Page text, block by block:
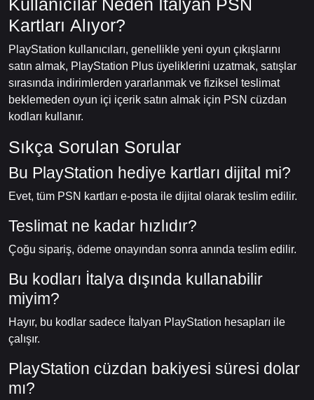
Kullanıcılar Neden İtalyan PSN
Kartları Alıyor?
PlayStation kullanıcıları, genellikle yeni oyun çıkışlarını
satın almak, PlayStation Plus üyeliklerini uzatmak, satışlar
sırasında indirimlerden yararlanmak ve fiziksel teslimat
beklemeden oyun içi içerik satın almak için PSN cüzdan
kodları kullanır.
Sıkça Sorulan Sorular
Bu PlayStation hediye kartları dijital mi?
Evet, tüm PSN kartları e-posta ile dijital olarak teslim edilir.
Teslimat ne kadar hızlıdır?
Çoğu sipariş, ödeme onayından sonra anında teslim edilir.
Bu kodları İtalya dışında kullanabilir
miyim?
Hayır, bu kodlar sadece İtalyan PlayStation hesapları ile
çalışır.
PlayStation cüzdan bakiyesi süresi dolar
mı?